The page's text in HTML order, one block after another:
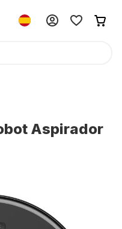
Aspirador